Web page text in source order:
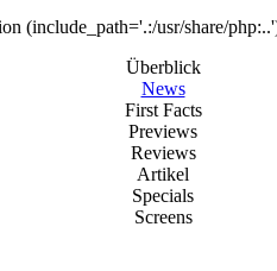
(include_path='.:/usr/share/
Überblick
News
First Facts
Previews
Reviews
Artikel
Specials
Screens